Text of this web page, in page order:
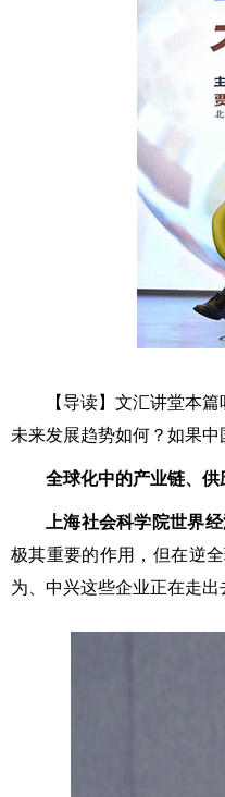
【导读】文汇讲堂本
未来发展趋势如何？如果
全球化中的产业链、
上海社会科学院世界
极其重要的作用，但在逆
为、中兴这些企业正在走